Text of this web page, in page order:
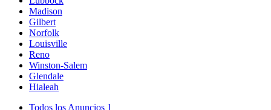
Madison
Gilbert
Norfolk
Louisville
Reno
Winston-Salem
Glendale
Hialeah
Todos los Anuncios 1